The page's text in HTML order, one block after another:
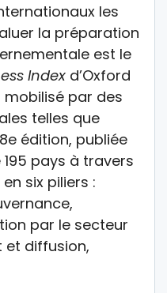
les
la préparation
est le
Index d’Oxford
mobilisé par des
telles que
8e édition, publiée
pays à travers
six piliers :
par le secteur
et diffusion,